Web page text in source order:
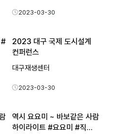
2023-03-30
#
2023 대구 국제 도시설계
컨퍼런스
대구재생센터
2023-03-30
역시 요요미 ~ 바보같은 사람
하이라이트 #요요미 #직…